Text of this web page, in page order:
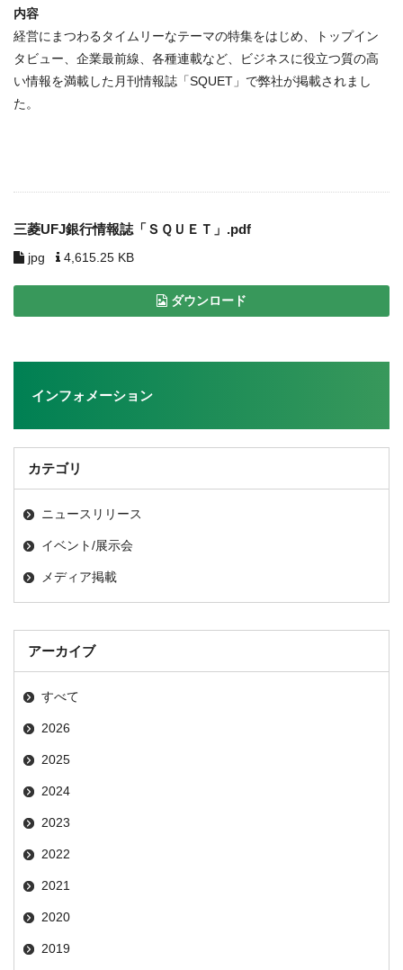
内容
経営にまつわるタイムリーなテーマの特集をはじめ、トップイン
タビュー、企業最前線、各種連載など、ビジネスに役立つ質の高
い情報を満載した月刊情報誌「SQUET」で弊社が掲載されまし
た。
三菱UFJ銀行情報誌「ＳＱＵＥＴ」.pdf
jpg 4,615.25 KB
ダウンロード
インフォメーション
カテゴリ
ニュースリリース
イベント/展示会
メディア掲載
アーカイブ
すべて
2026
2025
2024
2023
2022
2021
2020
2019